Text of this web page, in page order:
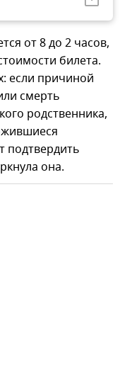
от 8 до 2 часов,
билета.
если причиной
смерть
родственника,
подтвердить
она.